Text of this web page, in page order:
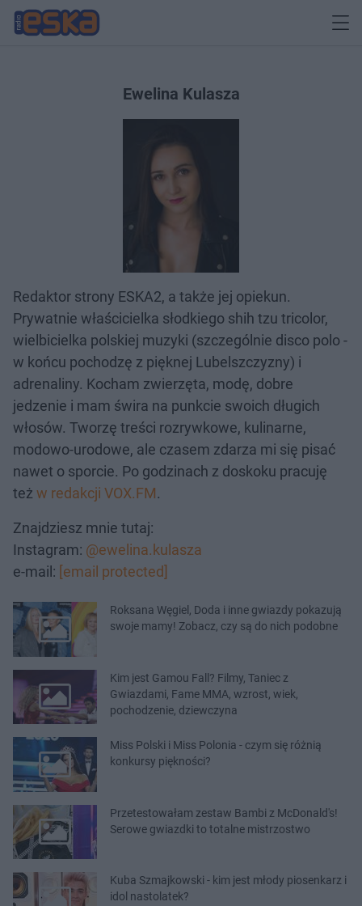
Ewelina Kulasza
Redaktor strony ESKA2, a także jej opiekun.
Prywatnie właścicielka słodkiego shih tzu tricolor,
wielbicielka polskiej muzyki (szczególnie disco polo -
w końcu pochodzę z pięknej Lubelszczyzny) i
adrenaliny. Kocham zwierzęta, modę, dobre
jedzenie i mam świra na punkcie swoich długich
włosów. Tworzę treści rozrywkowe, kulinarne,
modowo-urodowe, ale czasem zdarza mi się pisać
nawet o sporcie. Po godzinach z doskoku pracuję
też w redakcji VOX.FM.
Znajdziesz mnie tutaj:
Instagram: @ewelina.kulasza
e-mail: [email protected]
Roksana Węgiel, Doda i inne gwiazdy pokazują
swoje mamy! Zobacz, czy są do nich podobne
Kim jest Gamou Fall? Filmy, Taniec z
Gwiazdami, Fame MMA, wzrost, wiek,
pochodzenie, dziewczyna
Miss Polski i Miss Polonia - czym się różnią
konkursy piękności?
Przetestowałam zestaw Bambi z McDonald's!
Serowe gwiazdki to totalne mistrzostwo
Kuba Szmajkowski - kim jest młody piosenkarz i
idol nastolatek?